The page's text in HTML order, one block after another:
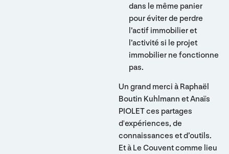
dans le même panier
pour éviter de perdre
l’actif immobilier et
l’activité si le projet
immobilier ne fonctionne
pas.
Un grand merci à Raphaël
Boutin Kuhlmann et Anaïs
PIOLET ces partages
d'expériences, de
connaissances et d’outils.
Et à Le Couvent comme lieu